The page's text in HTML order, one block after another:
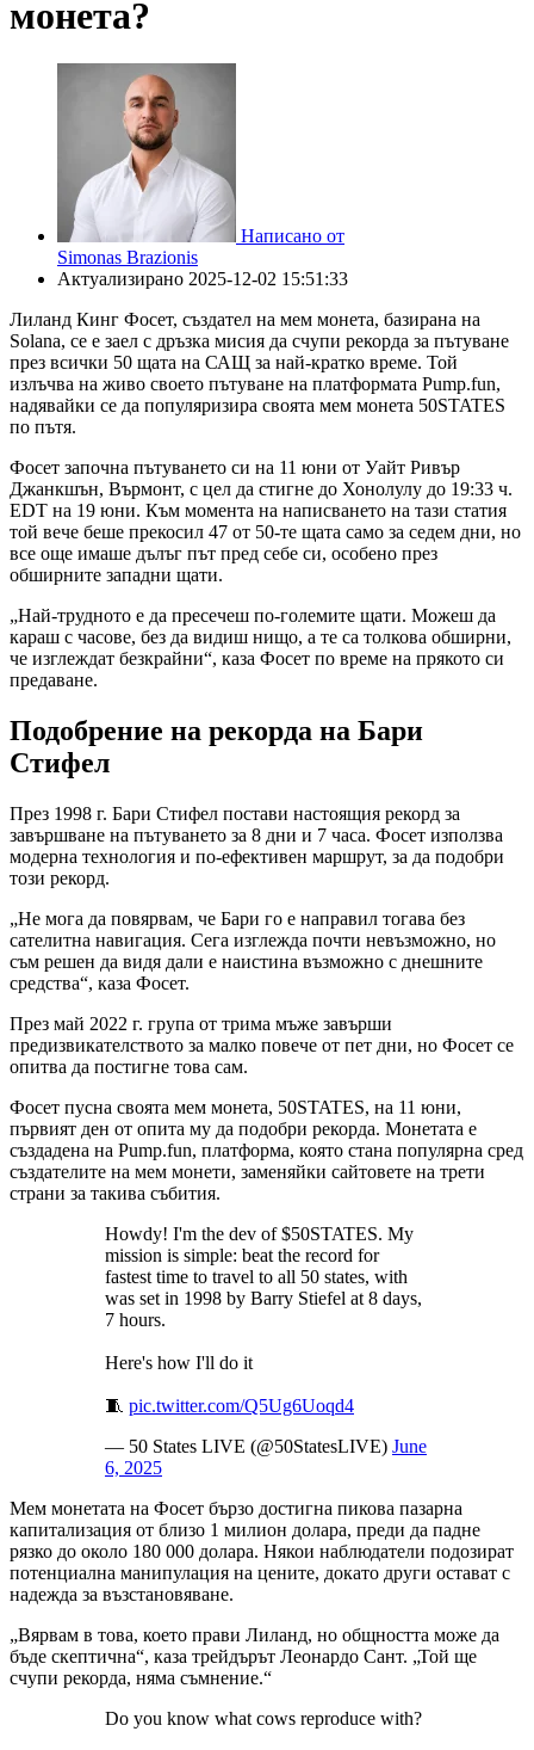
монета?
Написано от
Simonas Brazionis
Актуализирано 2025-12-02 15:51:33
Лиланд Кинг Фосет, създател на мем монета, базирана на
Solana, се е заел с дръзка мисия да счупи рекорда за пътуване
през всички 50 щата на САЩ за най-кратко време. Той
излъчва на живо своето пътуване на платформата Pump.fun,
надявайки се да популяризира своята мем монета 50STATES
по пътя.
Фосет започна пътуването си на 11 юни от Уайт Ривър
Джанкшън, Върмонт, с цел да стигне до Хонолулу до 19:33 ч.
EDT на 19 юни. Към момента на написването на тази статия
той вече беше прекосил 47 от 50-те щата само за седем дни, но
все още имаше дълъг път пред себе си, особено през
обширните западни щати.
„Най-трудното е да пресечеш по-големите щати. Можеш да
караш с часове, без да видиш нищо, а те са толкова обширни,
че изглеждат безкрайни“, каза Фосет по време на прякото си
предаване.
Подобрение на рекорда на Бари
Стифел
През 1998 г. Бари Стифел постави настоящия рекорд за
завършване на пътуването за 8 дни и 7 часа. Фосет използва
модерна технология и по-ефективен маршрут, за да подобри
този рекорд.
„Не мога да повярвам, че Бари го е направил тогава без
сателитна навигация. Сега изглежда почти невъзможно, но
съм решен да видя дали е наистина възможно с днешните
средства“, каза Фосет.
През май 2022 г. група от трима мъже завърши
предизвикателството за малко повече от пет дни, но Фосет се
опитва да постигне това сам.
Фосет пусна своята мем монета, 50STATES, на 11 юни,
първият ден от опита му да подобри рекорда. Монетата е
създадена на Pump.fun, платформа, която стана популярна сред
създателите на мем монети, заменяйки сайтовете на трети
страни за такива събития.
Howdy! I'm the dev of $50STATES. My
mission is simple: beat the record for
fastest time to travel to all 50 states, with
was set in 1998 by Barry Stiefel at 8 days,
7 hours.
Here's how I'll do it
🧵 pic.twitter.com/Q5Ug6Uoqd4
— 50 States LIVE (@50StatesLIVE) June
6, 2025
Мем монетата на Фосет бързо достигна пикова пазарна
капитализация от близо 1 милион долара, преди да падне
рязко до около 180 000 долара. Някои наблюдатели подозират
потенциална манипулация на цените, докато други остават с
надежда за възстановяване.
„Вярвам в това, което прави Лиланд, но общността може да
бъде скептична“, каза трейдърът Леонардо Сант. „Той ще
счупи рекорда, няма съмнение.“
Do you know what cows reproduce with?